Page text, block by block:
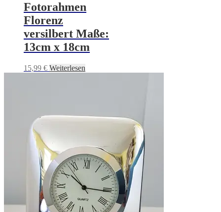
Fotorahmen
Florenz
versilbert Maße:
13cm x 18cm
15,99 € Weiterlesen